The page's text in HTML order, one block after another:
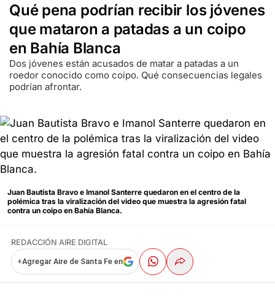
Qué pena podrían recibir los jóvenes
que mataron a patadas a un coipo
en Bahía Blanca
Dos jóvenes están acusados de matar a patadas a un
roedor conocido como coipo. Qué consecuencias legales
podrían afrontar.
Juan Bautista Bravo e Imanol Santerre quedaron en el centro de la
polémica tras la viralización del video que muestra la agresión fatal
contra un coipo en Bahía Blanca.
REDACCIÓN AIRE DIGITAL
+Agregar Aire de Santa Fe en